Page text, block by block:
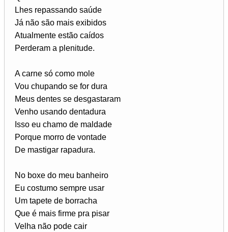
Lhes repassando saúde
Já não são mais exibidos
Atualmente estão caídos
Perderam a plenitude.
A carne só como mole
Vou chupando se for dura
Meus dentes se desgastaram
Venho usando dentadura
Isso eu chamo de maldade
Porque morro de vontade
De mastigar rapadura.
No boxe do meu banheiro
Eu costumo sempre usar
Um tapete de borracha
Que é mais firme pra pisar
Velha não pode cair